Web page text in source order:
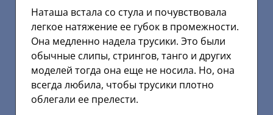
Наташа встала со стула и почувствовала
легкое натяжение ее губок в промежности.
Она медленно надела трусики. Это были
обычные слипы, стрингов, танго и других
моделей тогда она еще не носила. Но, она
всегда любила, чтобы трусики плотно
облегали ее прелести.